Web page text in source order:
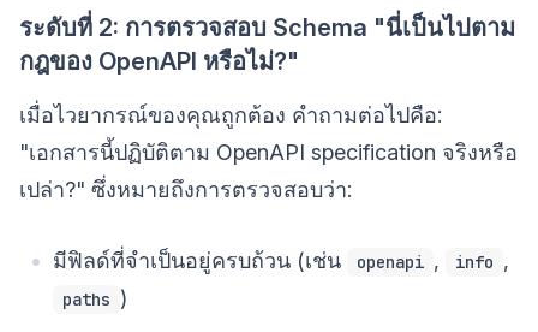
ระดับที่ 2: การตรวจสอบ Schema "นี่เป็นไปตาม
กฎของ OpenAPI หรือไม่?"
เมื่อไวยากรณ์ของคุณถูกต้อง คำถามต่อไปคือ:
"เอกสารนี้ปฏิบัติตาม OpenAPI specification จริงหรือ
เปล่า?" ซึ่งหมายถึงการตรวจสอบว่า:
มีฟิลด์ที่จำเป็นอยู่ครบถ้วน (เช่น openapi , info ,
paths )